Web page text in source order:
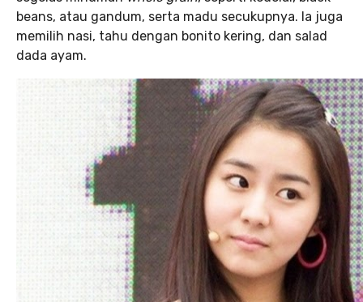
beans, atau gandum, serta madu secukupnya. Ia juga
memilih nasi, tahu dengan bonito kering, dan salad
dada ayam.